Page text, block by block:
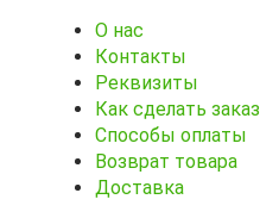
О нас
Контакты
Реквизиты
Как сделать заказ
Способы оплаты
Возврат товара
Доставка